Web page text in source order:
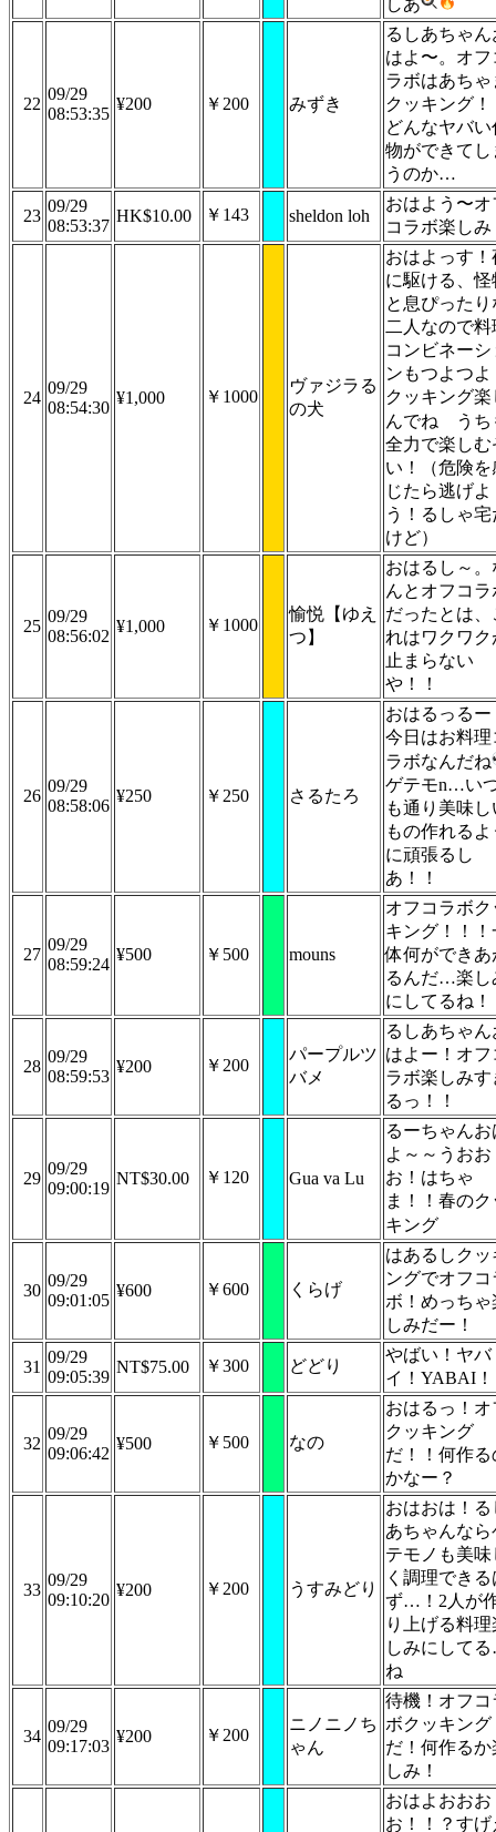
しあ
22
09/29
08:53:35
¥200 ￥200 みずき
るしあちゃん
はよ〜。オフ
ラボはあちゃ
クッキング！
どんなヤバい
物ができてし
うのか…
23
09/29
08:53:37
HK$10.00 ￥143 sheldon loh
おはよう〜オ
コラボ楽しみ
24
09/29
08:54:30
¥1,000 ￥1000
ヴァジラる
の犬
おはよっす！
に駆ける、怪
と息ぴったり
二人なので料
コンビネーシ
ンもつよつよ
クッキング楽
んでね
うち
全力で楽しむ
い！（危険を
じたら逃げよ
う！るしゃ宅
けど）
25
09/29
08:56:02
¥1,000 ￥1000
愉悦【ゆえ
つ】
おはるし～。
んとオフコラ
だったとは、
れはワクワク
止まらない
や！！
26
09/29
08:58:06
¥250 ￥250 さるたろ
おはるっるー
今日はお料理
ラボなんだね
ゲテモn…い
も通り美味し
もの作れるよ
に頑張るし
あ！！
27
09/29
08:59:24
¥500 ￥500 mouns
オフコラボク
キング！！！
体何ができあ
るんだ…楽し
にしてるね！
28
09/29
08:59:53
¥200 ￥200
パープルツ
バメ
るしあちゃん
はよー！オフ
ラボ楽しみす
るっ！！
29
09/29
09:00:19
NT$30.00 ￥120 Gua va Lu
るーちゃんお
よ～～うおお
お！はちゃ
ま！！春のク
キング
30
09/29
09:01:05
¥600 ￥600 くらげ
はあるしクッ
ングでオフコ
ボ！めっちゃ
しみだー！
31
09/29
09:05:39
NT$75.00 ￥300 どどり
やばい！ヤバ
イ！YABAI！
32
09/29
09:06:42
¥500 ￥500 なの
おはるっ！オ
クッキング
だ！！何作る
かなー？
33
09/29
09:10:20
¥200 ￥200 うすみどり
おはおは！る
あちゃんなら
テモノも美味
く調理できる
ず…！2人が
り上げる料理
しみにして
ね
34
09/29
09:17:03
¥200 ￥200
ニノニノち
ゃん
待機！オフコ
ボクッキング
だ！何作るか
しみ！
おはよおおお
お！！？すげ